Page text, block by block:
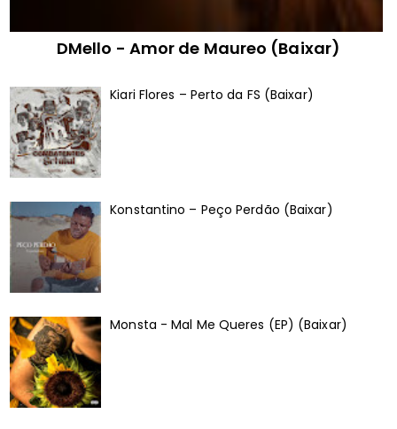
DMello - Amor de Maureo (Baixar)
Kiari Flores – Perto da FS (Baixar)
Konstantino – Peço Perdão (Baixar)
Monsta - Mal Me Queres (EP) (Baixar)